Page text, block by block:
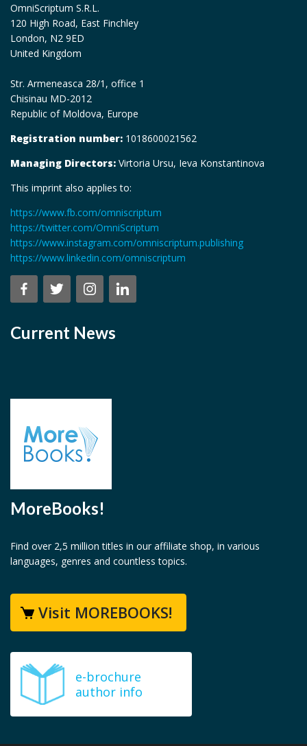
OmniScriptum S.R.L.
120 High Road, East Finchley
London, N2 9ED
United Kingdom
Str. Armeneasca 28/1, office 1
Chisinau MD-2012
Republic of Moldova, Europe
Registration number: 1018600021562
Managing Directors: Virtoria Ursu, Ieva Konstantinova
This imprint also applies to:
https://www.fb.com/omniscriptum
https://twitter.com/OmniScriptum
https://www.instagram.com/omniscriptum.publishing
https://www.linkedin.com/omniscriptum
Current News
MoreBooks!
Find over 2,5 million titles in our affiliate shop, in various
languages, genres and countless topics.
Visit MOREBOOKS!
e-brochure
author info